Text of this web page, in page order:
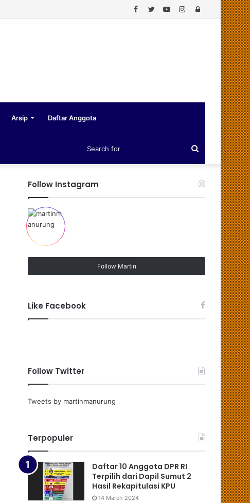
Log
Instagram
YouTube
Twitter
Facebook
Arsip Daftar Anggota
Search
for
Follow Instagram
Follow Martin
Like Facebook
Follow Twitter
Tweets by martinmanurung
Terpopuler
Daftar 10 Anggota DPR RI
Terpilih dari Dapil Sumut 2
Hasil Rekapitulasi KPU
14 March 2024